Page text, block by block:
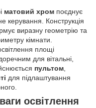
матовий хром поєднує
керування. Конструкція
виразну геометрію та
кімнати.
площі
для вітальні,
пультом,
для підлаштування
освітлення